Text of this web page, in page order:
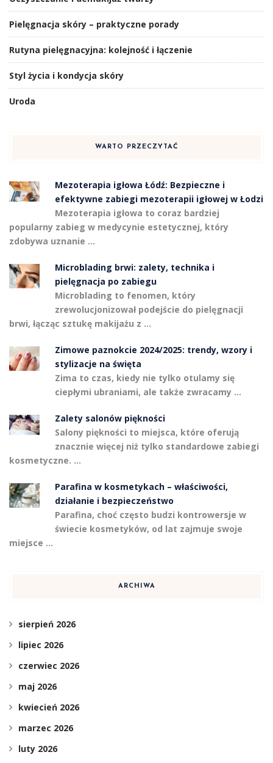
Pielęgnacja skóry – praktyczne porady
Rutyna pielęgnacyjna: kolejność i łączenie
Styl życia i kondycja skóry
Uroda
WARTO PRZECZYTAĆ
Mezoterapia igłowa Łódź: Bezpieczne i
efektywne zabiegi mezoterapii igłowej w Łodzi
Mezoterapia igłowa to coraz bardziej
popularny zabieg w medycynie estetycznej, który
zdobywa uznanie …
Microblading brwi: zalety, technika i
pielęgnacja po zabiegu
Microblading to fenomen, który
zrewolucjonizował podejście do pielęgnacji
brwi, łącząc sztukę makijażu z …
Zimowe paznokcie 2024/2025: trendy, wzory i
stylizacje na święta
Zima to czas, kiedy nie tylko otulamy się
ciepłymi ubraniami, ale także zwracamy …
Zalety salonów piękności
Salony piękności to miejsca, które oferują
znacznie więcej niż tylko standardowe zabiegi
kosmetyczne. …
Parafina w kosmetykach – właściwości,
działanie i bezpieczeństwo
Parafina, choć często budzi kontrowersje w
świecie kosmetyków, od lat zajmuje swoje
miejsce …
ARCHIWA
sierpień 2026
lipiec 2026
czerwiec 2026
maj 2026
kwiecień 2026
marzec 2026
luty 2026